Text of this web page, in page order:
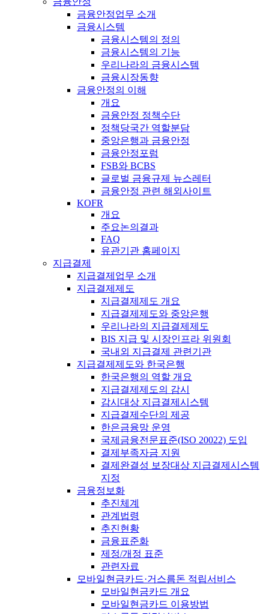
금융안정업무 소개
금융시스템
금융시스템의 정의
금융시스템의 기능
우리나라의 금융시스템
금융시장동향
금융안정의 이해
개요
금융안정 정책수단
정책당국간 역할분담
중앙은행과 금융안정
금융안정포럼
FSB와 BCBS
글로벌 금융규제 뉴스레터
금융안정 관련 해외사이트
KOFR
개요
주요논의결과
FAQ
유관기관 홈페이지
지급결제
지급결제업무 소개
지급결제제도
지급결제제도 개요
지급결제제도와 중앙은행
우리나라의 지급결제제도
BIS 지급 및 시장인프라 위원회
국내외 지급결제 관련기관
지급결제제도와 한국은행
한국은행의 역할 개요
지급결제제도의 감시
감시대상 지급결제시스템
지급결제수단의 제공
한은금융망 운영
국제금융전문표준(ISO 20022) 도입
결제부족자금 지원
결제완결성 보장대상 지급결제시스템
지정
금융정보화
추진체계
관계법령
추진현황
금융표준화
제정/개정 표준
관련자료
모바일현금카드·거스름돈 적립서비스
모바일현금카드 개요
모바일현금카드 이용방법